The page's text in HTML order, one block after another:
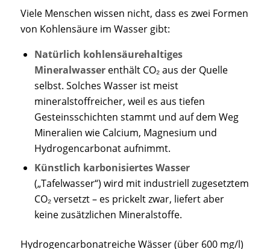
Viele Menschen wissen nicht, dass es zwei Formen
von Kohlensäure im Wasser gibt:
Natürlich kohlensäurehaltiges
Mineralwasserenthält CO₂ aus der Quelle
selbst. Solches Wasser ist meist
mineralstoffreicher, weil es aus tiefen
Gesteinsschichten stammt und auf dem Weg
Mineralien wie Calcium, Magnesium und
Hydrogencarbonat aufnimmt.
Künstlich karbonisiertes Wasser
(„Tafelwasser“) wird mit industriell zugesetztem
CO₂ versetzt – es prickelt zwar, liefert aber
keine zusätzlichen Mineralstoffe.
Hydrogencarbonatreiche Wässer (über 600 mg/l)